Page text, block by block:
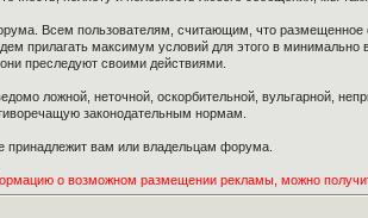
Всем пользователям, считающим, что
прилагать максимум условий для этого в
преследуют своими действиями.
ложной, неточной, оскорбительной, вульгарной,
законодательным нормам.
вам или владельцам форума.
о возможном размещении рекламы, можно